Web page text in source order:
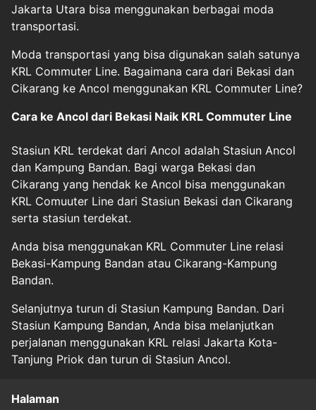
Jakarta Utara bisa menggunakan berbagai moda
transportasi.
Moda transportasi yang bisa digunakan salah satunya
KRL Commuter Line. Bagaimana cara dari Bekasi dan
Cikarang ke Ancol menggunakan KRL Commuter Line?
Cara ke Ancol dari Bekasi Naik KRL Commuter Line
Stasiun KRL terdekat dari Ancol adalah Stasiun Ancol
dan Kampung Bandan. Bagi warga Bekasi dan
Cikarang yang hendak ke Ancol bisa menggunakan
KRL Comuuter Line dari Stasiun Bekasi dan Cikarang
serta stasiun terdekat.
Anda bisa menggunakan KRL Commuter Line relasi
Bekasi-Kampung Bandan atau Cikarang-Kampung
Bandan.
Selanjutnya turun di Stasiun Kampung Bandan. Dari
Stasiun Kampung Bandan, Anda bisa melanjutkan
perjalanan menggunakan KRL relasi Jakarta Kota-
Tanjung Priok dan turun di Stasiun Ancol.
Halaman